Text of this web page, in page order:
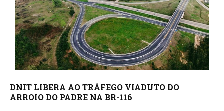
DNIT LIBERA AO TRÁFEGO VIADUTO DO
ARROIO DO PADRE NA BR-116